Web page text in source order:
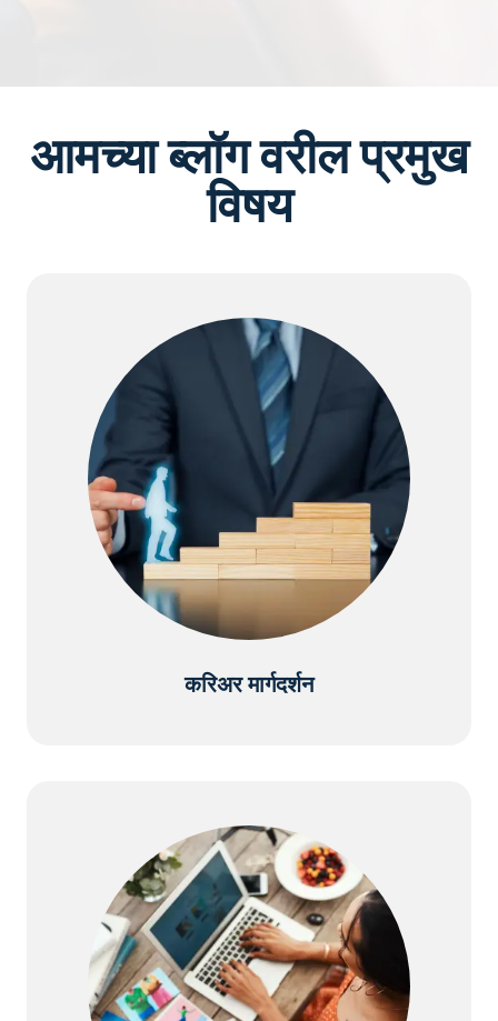
आमच्या ब्लॉग वरील प्रमुख
विषय
करिअर मार्गदर्शन